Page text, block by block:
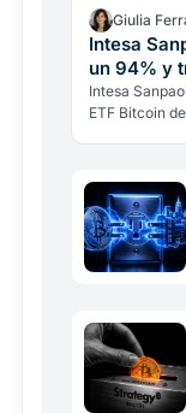
Giulia
Intesa
un 94% y
Intesa
ETF Bitcoin